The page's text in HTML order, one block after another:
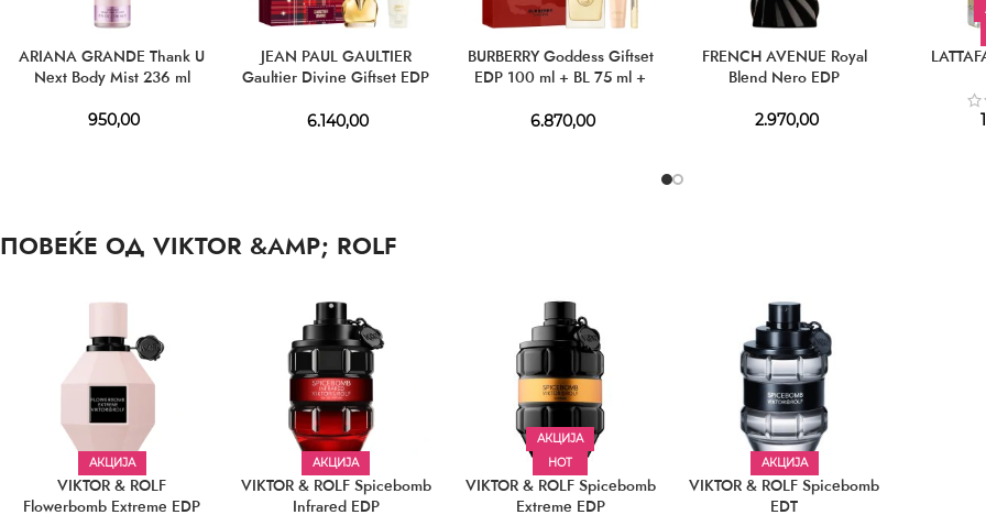
ARIANA GRANDE Thank U
Next Body Mist 236 ml
950,00
JEAN PAUL GAULTIER
Gaultier Divine Giftset EDP
6.140,00
BURBERRY Goddess Giftset
EDP 100 ml + BL 75 ml +
6.870,00
FRENCH AVENUE Royal
Blend Nero EDP
2.970,00
ПОВЕЌЕ ОД VIKTOR &AMP; ROLF
АКЦИЈА
VIKTOR & ROLF
Flowerbomb Extreme EDP
АКЦИЈА
VIKTOR & ROLF Spicebomb
Infrared EDP
АКЦИЈА
HOT
VIKTOR & ROLF Spicebomb
Extreme EDP
АКЦИЈА
VIKTOR & ROLF Spicebomb
EDT